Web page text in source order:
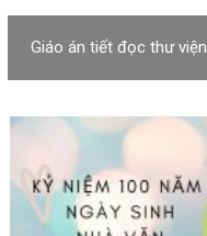
Giáo án tiết đọc thư viện